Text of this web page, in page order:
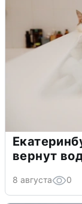
вернут
8 августа 0